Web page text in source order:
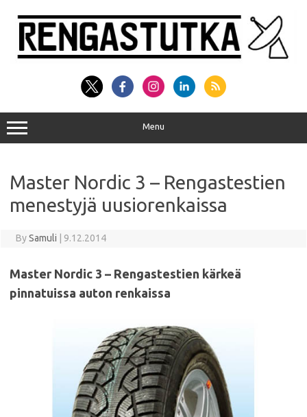
content
Menu
Master Nordic 3 – Rengastestien
menestyjä uusiorenkaissa
BySamuli 9.12.2014
Master Nordic 3 – Rengastestien kärkeä
pinnatuissa auton renkaissa